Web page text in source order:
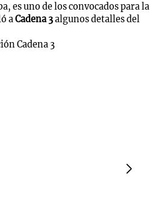
es uno de los convocados para la
aCadena 3algunos detalles del
Cadena 3